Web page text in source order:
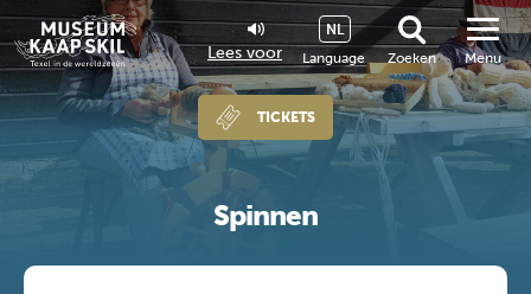
Lees voor Language
NL
Zoeken
TICKETS
Menu
Spinnen